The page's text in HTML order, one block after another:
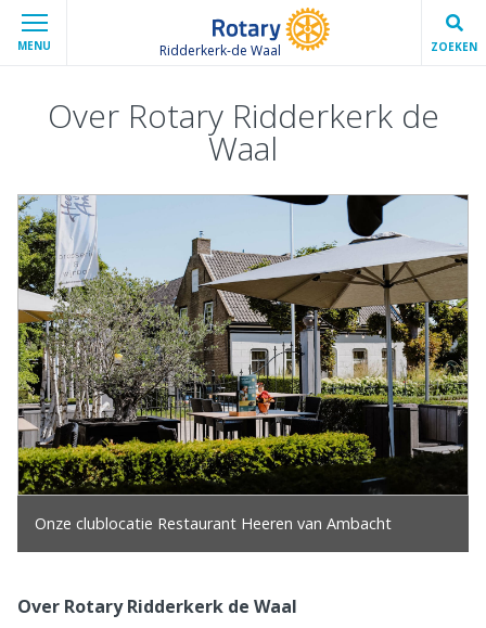
MENU Ridderkerk-de Waal ZOEKEN
Over Rotary Ridderkerk de
Waal
Onze clublocatie Restaurant Heeren van Ambacht
Over Rotary Ridderkerk de Waal